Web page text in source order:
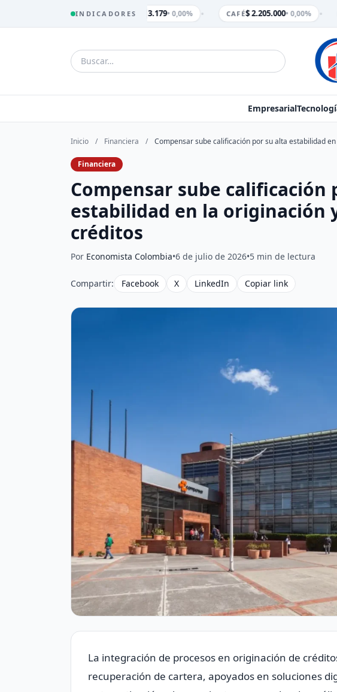
INDICADORES
TRM $ 3.179• 0,00% CAFÉ$ 2.205.000• 0,00%
Empresarial
Inicio / Financiera / Compensar sube calificación por su alta estabilidad
Financiera
Compensar sube calificación
estabilidad en la originación
créditos
Por Economista Colombia•6 de julio de 2026•5 min de lectura
Compartir: Facebook X LinkedIn Copiar link
La integración de procesos en originación de
recuperación de cartera, apoyados en soluciones